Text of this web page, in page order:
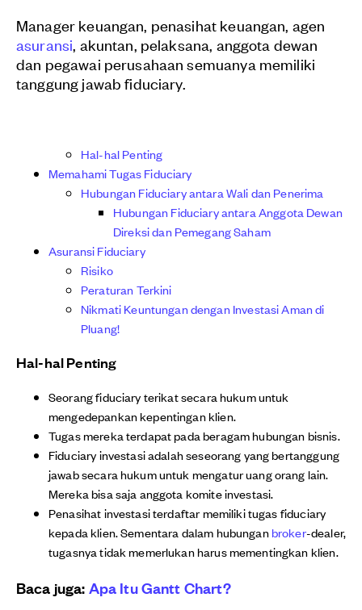
Manager keuangan, penasihat keuangan, agen
asuransi , akuntan, pelaksana, anggota dewan
dan pegawai perusahaan semuanya memiliki
tanggung jawab fiduciary.
Hal-hal Penting
Memahami Tugas Fiduciary
Hubungan Fiduciary antara Wali dan Penerima
Hubungan Fiduciary antara Anggota Dewan
Direksi dan Pemegang Saham
Asuransi Fiduciary
Risiko
Peraturan Terkini
Nikmati Keuntungan dengan Investasi Aman di
Pluang!
Hal-hal Penting
Seorang fiduciary terikat secara hukum untuk
mengedepankan kepentingan klien.
Tugas mereka terdapat pada beragam hubungan bisnis.
Fiduciary investasi adalah seseorang yang bertanggung
jawab secara hukum untuk mengatur uang orang lain.
Mereka bisa saja anggota komite investasi.
Penasihat investasi terdaftar memiliki tugas fiduciary
kepada klien. Sementara dalam hubunganbroker-dealer,
tugasnya tidak memerlukan harus mementingkan klien.
Baca juga:Apa Itu Gantt Chart?